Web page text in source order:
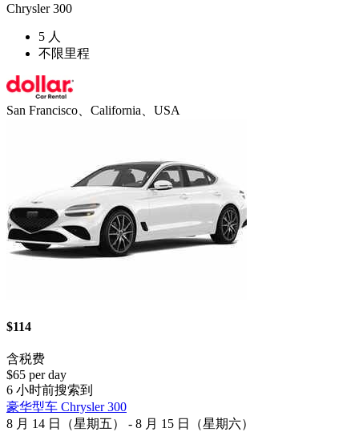
Chrysler 300
5 人
不限里程
San Francisco、California、USA
$114
含税费
$65 per day
6 小时前搜索到
豪华型车 Chrysler 300
8 月 14 日（星期五） - 8 月 15 日（星期六）